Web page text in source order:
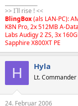
>> I´ll rise ! <<
BlingBox(als LAN-PC):
K8N Pro, 2x 512MB A-
Labs Audigy 2 ZS, 3x
Sapphire X800XT PE
H Hyla
Lt. Commander
24. Februar 2006